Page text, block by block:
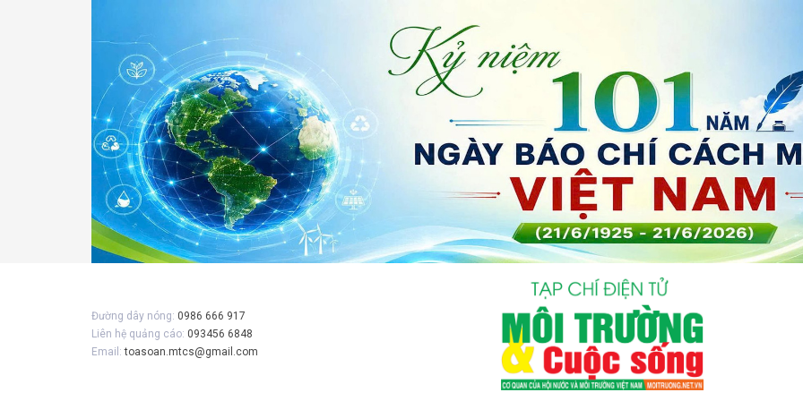
Đường dây nóng: 0986 666 917
Liên hệ quảng cáo: 093456 6848
Email:toasoan.mtcs@gmail.com
Gửi bình luận